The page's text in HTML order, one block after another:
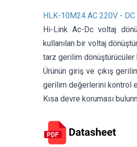
HLK-10M24 AC 220V -
Hi-Link Ac-Dc voltaj
kullanılan bir voltaj
tarz gerilim dönüştürücüler
Ürünün giriş ve çıkış
gerilim değerlerini kontrol
Kısa devre koruması